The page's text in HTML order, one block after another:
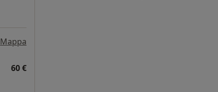
Mappa
60 €